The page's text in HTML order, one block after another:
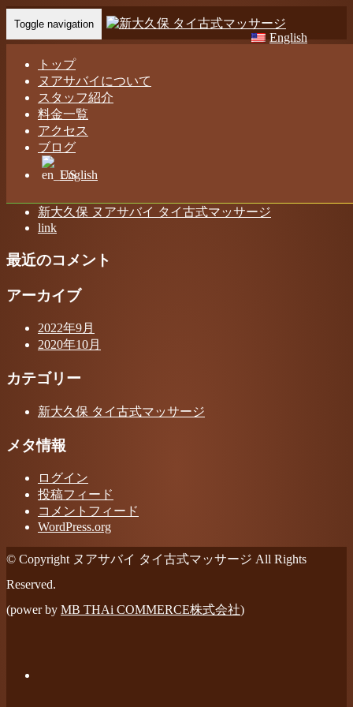
English
Toggle navigation
トップ
ヌアサバイについて
スタッフ紹介
料金一覧
アクセス
ブログ
English
Booking
Home -Boo…
最近の投稿
新大久保 ヌアサバイ タイ古式マッサージ
link
最近のコメント
アーカイブ
2022年9月
2020年10月
カテゴリー
新大久保 タイ古式マッサージ
メタ情報
ログイン
投稿フィード
コメントフィード
WordPress.org
© Copyright ヌアサバイ タイ古式マッサージ All Rights
Reserved.
(power by MB THAi COMMERCE株式会社)